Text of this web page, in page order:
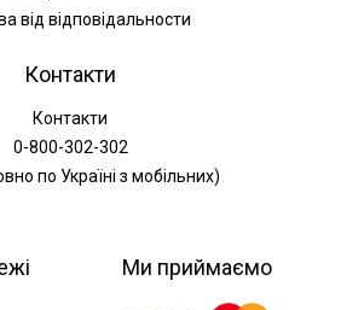
від відповідальности
Контакти
Контакти
0-800-302-302
по Україні з мобільних)
Ми приймаємо